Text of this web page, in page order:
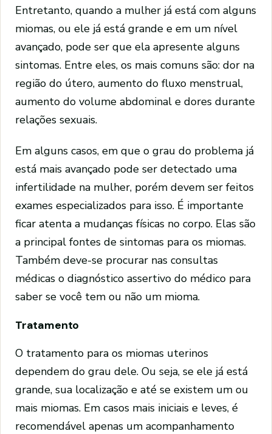
Entretanto, quando a mulher já está com alguns
miomas, ou ele já está grande e em um nível
avançado, pode ser que ela apresente alguns
sintomas. Entre eles, os mais comuns são: dor na
região do útero, aumento do fluxo menstrual,
aumento do volume abdominal e dores durante
relações sexuais.
Em alguns casos, em que o grau do problema já
está mais avançado pode ser detectado uma
infertilidade na mulher, porém devem ser feitos
exames especializados para isso. É importante
ficar atenta a mudanças físicas no corpo. Elas são
a principal fontes de sintomas para os miomas.
Também deve-se procurar nas consultas
médicas o diagnóstico assertivo do médico para
saber se você tem ou não um mioma.
Tratamento
O tratamento para os miomas uterinos
dependem do grau dele. Ou seja, se ele já está
grande, sua localização e até se existem um ou
mais miomas. Em casos mais iniciais e leves, é
recomendável apenas um acompanhamento